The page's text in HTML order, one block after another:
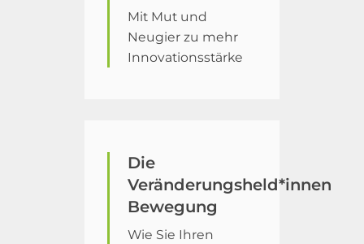
Mit Mut und
Neugier zu mehr
Innovationsstärke
Die
Veränderungsheld*innen
Bewegung
Wie Sie Ihren